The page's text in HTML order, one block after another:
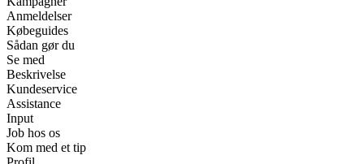
Anmeldelser
Købeguides
Sådan gør du
Se med
Beskrivelse
Kundeservice
Assistance
Input
Job hos os
Kom med et tip